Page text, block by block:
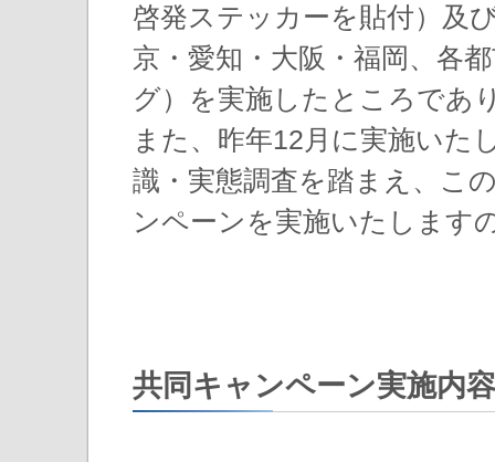
啓発ステッカーを貼付）及
京・愛知・大阪・福岡、各
グ）を実施したところであ
また、昨年12月に実施いた
識・実態調査を踏まえ、こ
ンペーンを実施いたします
共同キャンペーン実施内容